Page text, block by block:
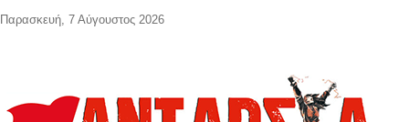
Παρασκευή, 7 Αύγουστος 2026